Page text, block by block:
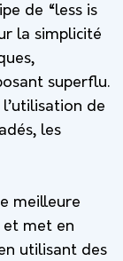
de “less is
la simplicité
superflu.
de
les
meilleure
et met en
utilisant des